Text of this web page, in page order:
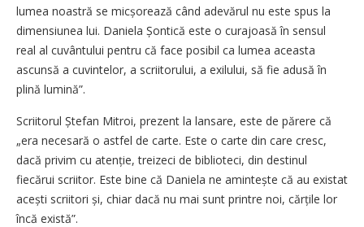
lumea noastră se micșorează când adevărul nu este spus la
dimensiunea lui. Daniela Șontică este o curajoasă în sensul
real al cuvântului pentru că face posibil ca lumea aceasta
ascunsă a cuvintelor, a scriitorului, a exilului, să fie adusă în
plină lumină”.
Scriitorul Ștefan Mitroi, prezent la lansare, este de părere că
„era necesară o astfel de carte. Este o carte din care cresc,
dacă privim cu atenție, treizeci de biblioteci, din destinul
fiecărui scriitor. Este bine că Daniela ne amintește că au existat
acești scriitori și, chiar dacă nu mai sunt printre noi, cărțile lor
încă există”.